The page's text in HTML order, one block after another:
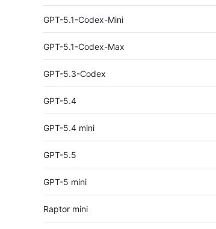
GPT-5.1-Codex-Mini
GPT-5.1-Codex-Max
GPT-5.3-Codex
GPT-5.4
GPT-5.4 mini
GPT-5.5
GPT-5 mini
Raptor mini